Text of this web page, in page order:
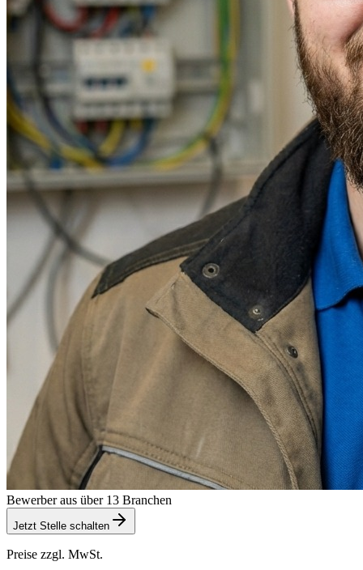
Bewerber aus über 13 Branchen
Jetzt Stelle schalten
Preise zzgl. MwSt.